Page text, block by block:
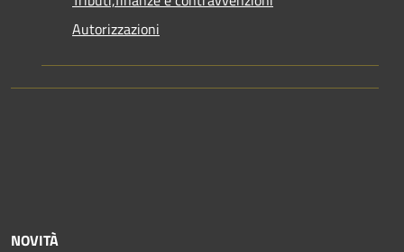
Autorizzazioni
NOVITÀ